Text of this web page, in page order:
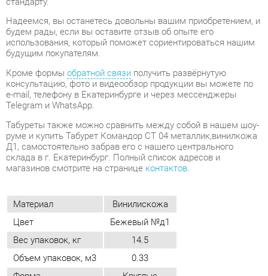
Кроме формы
консультацию, фото и видеообзор продукции вы можете по
e-mail, телефону в Екатеринбурге и через мессенджеры
Telegram и WhatsApp.
Табуреты также можно сравнить между собой в нашем шоу-
Д1, самостоятельно забрав его с нашего центрального
склада в г. Екатеринбург. Полный список адресов и
магазинов смотрите на страницеконтактов.
Материал Винилискожа
Цвет
Бежевый №д1
Вес упаковок, кг
14.5
Форма
Круглые
Стиль
Современный
ОТЗЫВЫ
Пока нет отзывов, поделитесь первым своим мнением.